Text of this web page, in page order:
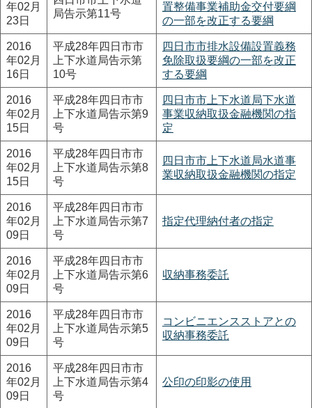
年02月
23日
局告示第11号
置整備事業補助金交付要綱
の一部を改正する要綱
2016
年02月
16日
平成28年四日市市
上下水道局告示第
10号
四日市市排水設備設置義務
免除取扱要綱の一部を改正
する要綱
2016
年02月
15日
平成28年四日市市
上下水道局告示第9
号
四日市市上下水道局下水道
事業収納取扱金融機関の指
定
2016
年02月
15日
平成28年四日市市
上下水道局告示第8
号
四日市市上下水道局水道事
業収納取扱金融機関の指定
2016
年02月
09日
平成28年四日市市
上下水道局告示第7
号
指定代理納付者の指定
2016
年02月
09日
平成28年四日市市
上下水道局告示第6
号
収納事務委託
2016
年02月
09日
平成28年四日市市
上下水道局告示第5
号
コンビニエンスストアとの
収納事務委託
2016
年02月
09日
平成28年四日市市
上下水道局告示第4
号
公印の印影の使用